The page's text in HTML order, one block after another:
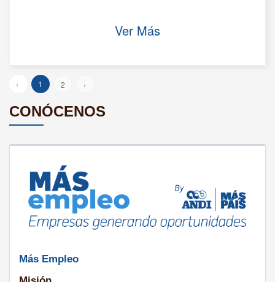
Ver Más
‹ 1 2 ›
CONÓCENOS
Más Empleo